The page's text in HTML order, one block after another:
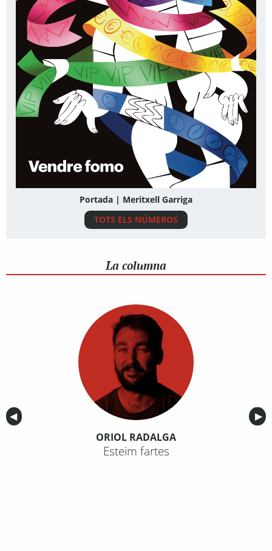
Portada | Meritxell Garriga
TOTS ELS NÚMEROS
La columna
Anterior
◀︎ ▶︎
ORIOL RADALGA
Esteim fartes